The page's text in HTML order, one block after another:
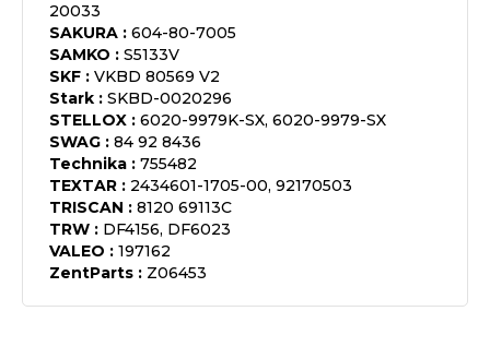
20033
SAKURA : 604-80-7005
SAMKO : S5133V
SKF : VKBD 80569 V2
Stark : SKBD-0020296
STELLOX : 6020-9979K-SX, 6020-9979-SX
SWAG : 84 92 8436
Technika : 755482
TEXTAR : 2434601-1705-00, 92170503
TRISCAN : 8120 69113C
TRW : DF4156, DF6023
VALEO : 197162
ZentParts : Z06453